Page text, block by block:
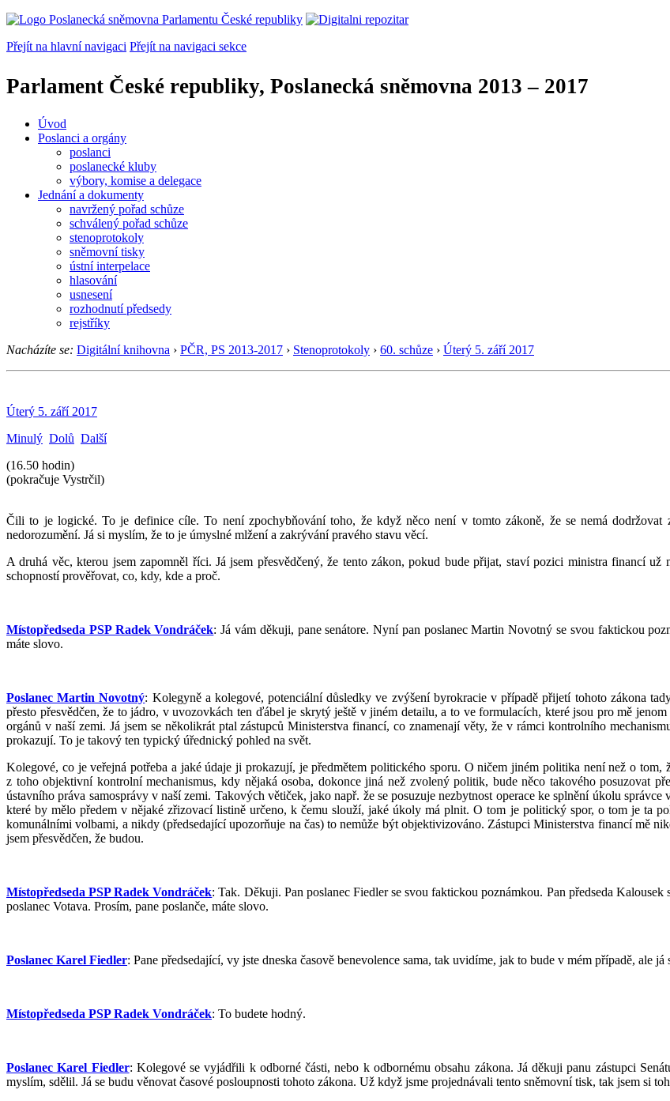
Přejít na hlavní navigaci Přejít na navigaci sekce
Parlament České republiky, Poslanecká sněmovna 2013 – 2017
Úvod
Poslanci a orgány
poslanci
poslanecké kluby
výbory, komise a delegace
Jednání a dokumenty
navržený pořad schůze
schválený pořad schůze
stenoprotokoly
sněmovní tisky
ústní interpelace
hlasování
usnesení
rozhodnutí předsedy
rejstříky
Nacházíte se: Digitální knihovna › PČR, PS 2013-2017 › Stenoprotokoly › 60. schůze › Úterý 5. září 2017
Úterý 5. září 2017
Minulý Dolů Další
(16.50 hodin)
(pokračuje Vystrčil)
Čili to je logické. To je definice cíle. To není zpochybňování toho, že když něco není v tomto zákoně, že se nemá dodržovat
nedorozumění. Já si myslím, že to je úmyslné mlžení a zakrývání pravého stavu věcí.
A druhá věc, kterou jsem zapomněl říci. Já jsem přesvědčený, že tento zákon, pokud bude přijat, staví pozici ministra financí
schopností prověřovat, co, kdy, kde a proč.
Místopředseda PSP Radek Vondráček: Já vám děkuji, pane senátore. Nyní pan poslanec Martin Novotný se svou faktickou
máte slovo.
Poslanec Martin Novotný: Kolegyně a kolegové, potenciální důsledky ve zvýšení byrokracie v případě přijetí tohoto zákona
přesto přesvědčen, že to jádro, v uvozovkách ten ďábel je skrytý ještě v jiném detailu, a to ve formulacích, které jsou pro mě
orgánů v naší zemi. Já jsem se několikrát ptal zástupců Ministerstva financí, co znamenají věty, že v rámci kontrolního
prokazují. To je takový ten typický úřednický pohled na svět.
Kolegové, co je veřejná potřeba a jaké údaje ji prokazují, je předmětem politického sporu. O ničem jiném politika není než o tom,
z toho objektivní kontrolní mechanismus, kdy nějaká osoba, dokonce jiná než zvolený politik, bude něco takového posuzovat
ústavního práva samosprávy v naší zemi. Takových větiček, jako např. že se posuzuje nezbytnost operace ke splnění úkolu
které by mělo předem v nějaké zřizovací listině určeno, k čemu slouží, jaké úkoly má plnit. O tom je politický spor, o tom je ta
komunálními volbami, a nikdy (předsedající upozorňuje na čas) to nemůže být objektivizováno. Zástupci Ministerstva financí mě
jsem přesvědčen, že budou.
Místopředseda PSP Radek Vondráček: Tak. Děkuji. Pan poslanec Fiedler se svou faktickou poznámkou. Pan předseda
poslanec Votava. Prosím, pane poslanče, máte slovo.
Poslanec Karel Fiedler: Pane předsedající, vy jste dneska časově benevolence sama, tak uvidíme, jak to bude v mém případě, ale já
Místopředseda PSP Radek Vondráček: To budete hodný.
Poslanec Karel Fiedler: Kolegové se vyjádřili k odborné části, nebo k odbornému obsahu zákona. Já děkuji panu zástupci
myslím, sdělil. Já se budu věnovat časové posloupnosti tohoto zákona. Už když jsme projednávali tento sněmovní tisk, tak jsem si